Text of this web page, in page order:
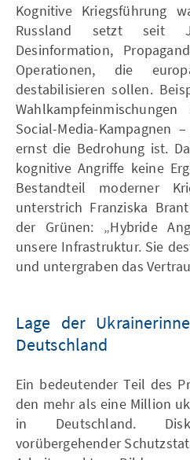
Kognitive Kriegsführung
Russland setzt seit
Desinformation,
Operationen, die
destabilisieren sollen.
Social-Media-Kampagnen
ernst die Bedrohung ist.
kognitive Angriffe keine
Bestandteil moderner
unterstrich Franziska
der Grünen: „Hybride
unsere Infrastruktur. Sie
und untergraben das
Lage der
Deutschland
Ein bedeutender Teil des
den mehr als eine Million
in Deutschland.
vorübergehender